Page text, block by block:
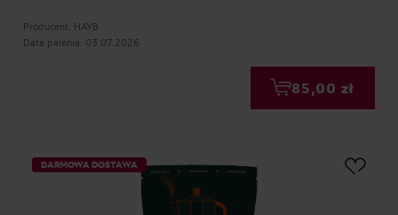
Producent: HAYB
Data palenia: 03.07.2026
85,00 zł
DARMOWA DOSTAWA